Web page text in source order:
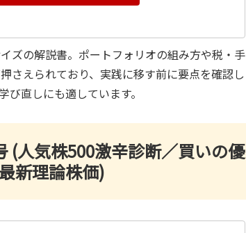
ズの解説書。ポートフォリオの組み方や税・手
さえられており、実践に移す前に要点を確認し
直しにも適しています。
(人気株500激辛診断／買いの優
新理論株価)